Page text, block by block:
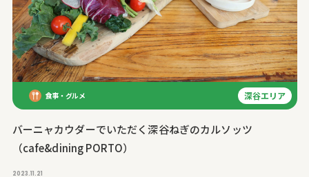
食事・グルメ 深谷エリア
バーニャカウダーでいただく深谷ねぎのカルソッツ
（cafe&dining PORTO）
2023.11.21